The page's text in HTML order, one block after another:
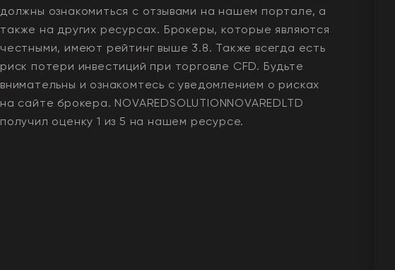
должны ознакомиться с отзывами на нашем портале, а
также на других ресурсах. Брокеры, которые являются
честными, имеют рейтинг выше 3.8. Также всегда еcть
риск потери инвестиций при торговле CFD. Будьте
внимательны и ознакомтесь с уведомлением о рисках
на сайте брокера. NOVAREDSOLUTIONNOVAREDLTD
получил оценку1 из 5 на нашем ресурсе.